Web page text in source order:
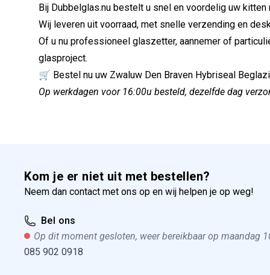
Bij Dubbelglas.nu bestelt u snel en voordelig uw
Wij leveren uit voorraad, met snelle verzending en
Of u nu professioneel glaszetter, aannemer of
glasproject.
🛒 Bestel nu uw Zwaluw Den Braven Hybriseal
Op werkdagen voor 16:00u besteld, dezelfde dag
Kom je er niet uit met bestellen?
Neem dan contact met ons op en wij helpen je op weg!
Bel ons
Op dit moment gesloten, weer bereikbaar op maandag
085 902 0918